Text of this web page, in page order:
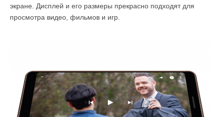
экране. Дисплей и его размеры прекрасно подходят для
просмотра видео, фильмов и игр.